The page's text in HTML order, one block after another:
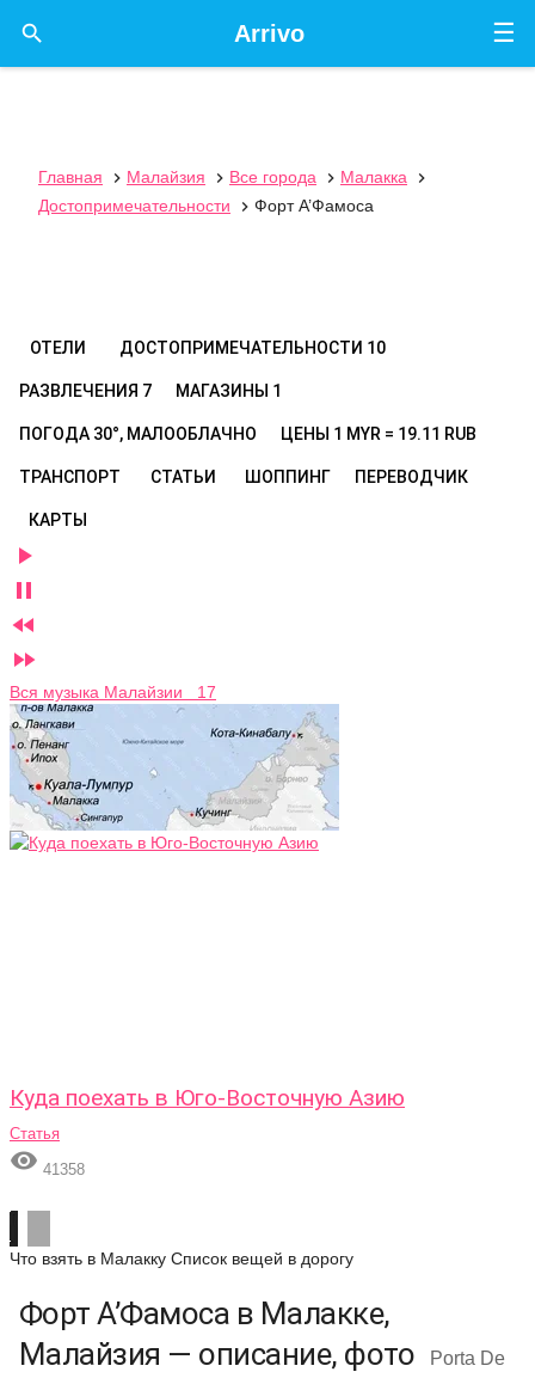
☰
Arrivo

Главная  Малайзия  Все города  Малакка

Достопримечательности
 Форт А’Фамоса
ОТЕЛИ ДОСТОПРИМЕЧАТЕЛЬНОСТИ 10
РАЗВЛЕЧЕНИЯ 7 МАГАЗИНЫ 1
ПОГОДА 30°, МАЛООБЛАЧНО ЦЕНЫ 1 MYR = 19.11 RUB
ТРАНСПОРТ СТАТЬИ ШОППИНГ ПЕРЕВОДЧИК
КАРТЫ




Вся музыка Малайзии 17
Куда поехать в Юго-Восточную Азию
Статья
 41358
Что взять в Малакку Список вещей в дорогу
Форт А’Фамоса в Малакке,
Малайзия — описание, фото
Porta De